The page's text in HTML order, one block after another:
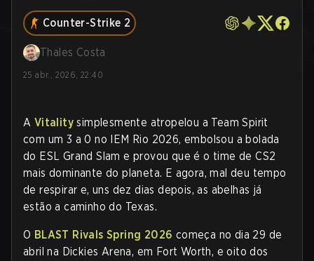
Counter-Strike 2
Thales Costa
25 abr., 2026, 22:40
A Vitality simplesmente atropelou a Team Spirit
com um 3 a 0 no IEM Rio 2026, embolsou a bolada
do ESL Grand Slam e provou que é o time de CS2
mais dominante do planeta. E agora, mal deu tempo
de respirar e, uns dez dias depois, as abelhas já
estão a caminho do Texas.
O BLAST Rivals Spring 2026 começa no dia 29 de
abril na Dickies Arena, em Fort Worth, e oito dos